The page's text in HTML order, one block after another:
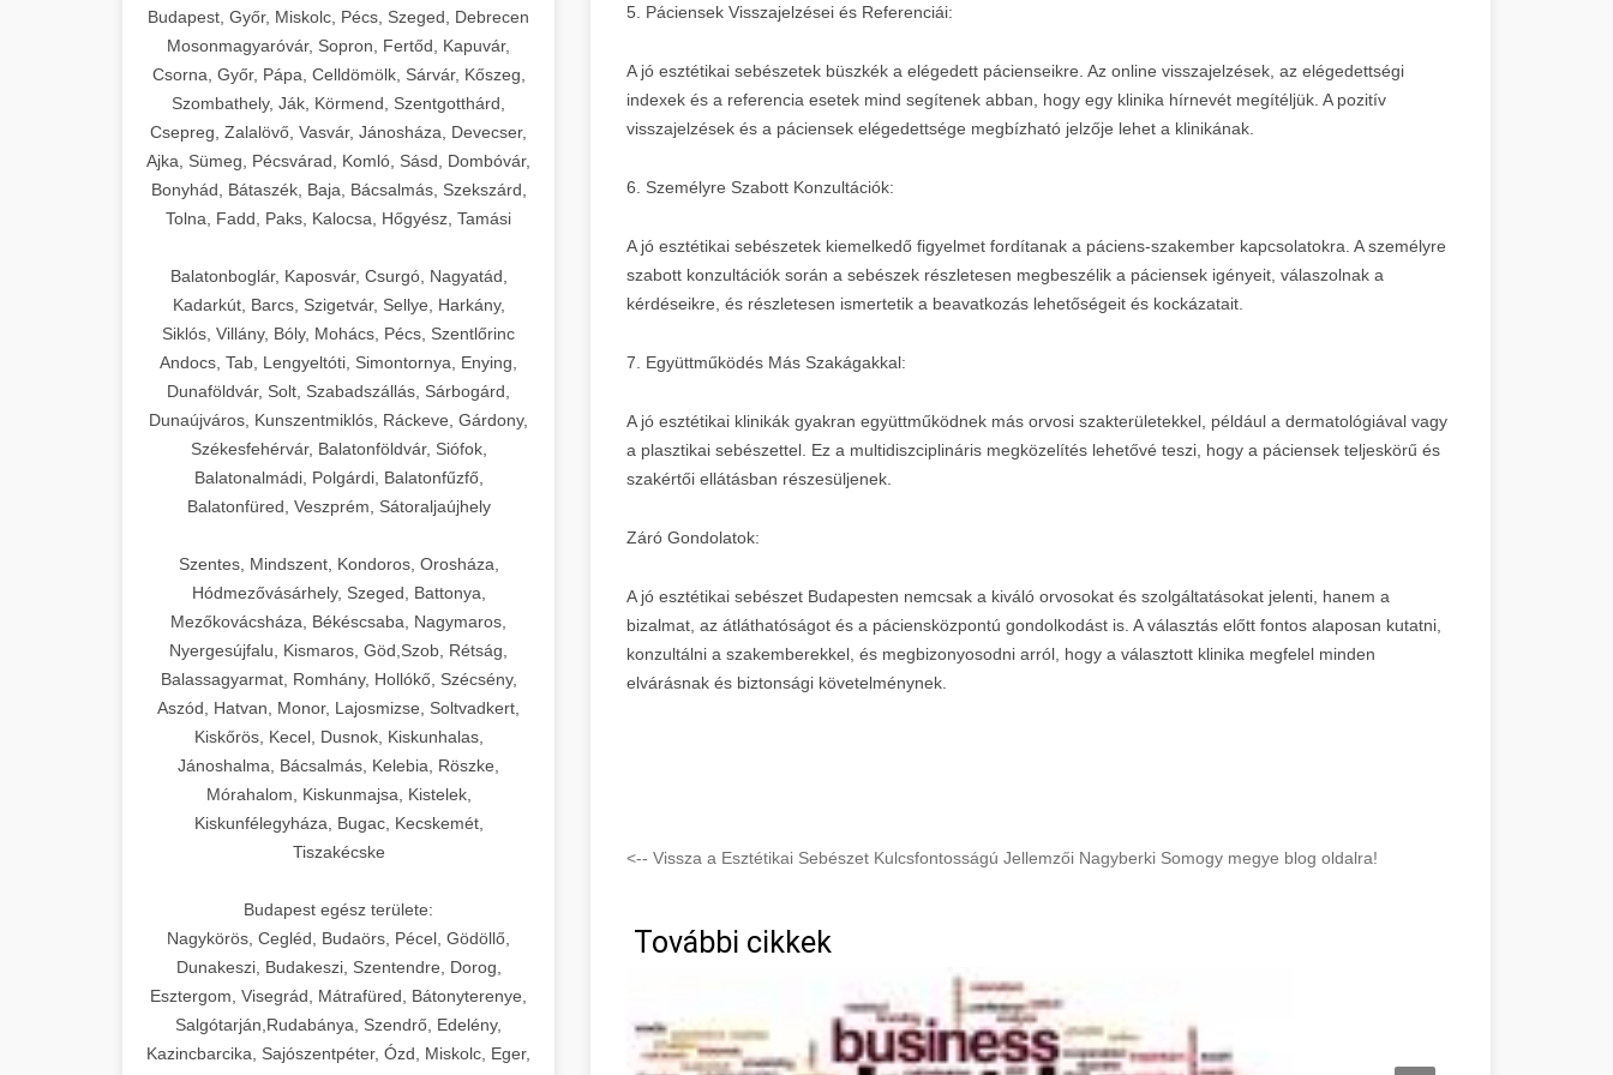
Budapest, Győr, Miskolc, Pécs, Szeged, Debrecen
Mosonmagyaróvár, Sopron, Fertőd, Kapuvár,
Csorna, Győr, Pápa, Celldömölk, Sárvár, Kőszeg,
Szombathely, Ják, Körmend, Szentgotthárd,
Csepreg, Zalalövő, Vasvár, Jánosháza, Devecser,
Ajka, Sümeg, Pécsvárad, Komló, Sásd, Dombóvár,
Bonyhád, Bátaszék, Baja, Bácsalmás, Szekszárd,
Tolna, Fadd, Paks, Kalocsa, Hőgyész, Tamási
Balatonboglár, Kaposvár, Csurgó, Nagyatád,
Kadarkút, Barcs, Szigetvár, Sellye, Harkány,
Siklós, Villány, Bóly, Mohács, Pécs, Szentlőrinc
Andocs, Tab, Lengyeltóti, Simontornya, Enying,
Dunaföldvár, Solt, Szabadszállás, Sárbogárd,
Dunaújváros, Kunszentmiklós, Ráckeve, Gárdony,
Székesfehérvár, Balatonföldvár, Siófok,
Balatonalmádi, Polgárdi, Balatonfűzfő,
Balatonfüred, Veszprém, Sátoraljaújhely
Szentes, Mindszent, Kondoros, Orosháza,
Hódmezővásárhely, Szeged, Battonya,
Mezőkovácsháza, Békéscsaba, Nagymaros,
Nyergesújfalu, Kismaros, Göd,Szob, Rétság,
Balassagyarmat, Romhány, Hollókő, Szécsény,
Aszód, Hatvan, Monor, Lajosmizse, Soltvadkert,
Kiskőrös, Kecel, Dusnok, Kiskunhalas,
Jánoshalma, Bácsalmás, Kelebia, Röszke,
Mórahalom, Kiskunmajsa, Kistelek,
Kiskunfélegyháza, Bugac, Kecskemét,
Tiszakécske
Budapest egész területe:
Nagykörös, Cegléd, Budaörs, Pécel, Gödöllő,
Dunakeszi, Budakeszi, Szentendre, Dorog,
Esztergom, Visegrád, Mátrafüred, Bátonyterenye,
Salgótarján,Rudabánya, Szendrő, Edelény,
Kazincbarcika, Sajószentpéter, Ózd, Miskolc, Eger,
5. Páciensek Visszajelzései és Referenciái:
A jó esztétikai sebészetek büszkék a elégedett pácienseikre. Az online visszajelzések, az elégedettségi
indexek és a referencia esetek mind segítenek abban, hogy egy klinika hírnevét megítéljük. A pozitív
visszajelzések és a páciensek elégedettsége megbízható jelzője lehet a klinikának.
6. Személyre Szabott Konzultációk:
A jó esztétikai sebészetek kiemelkedő figyelmet fordítanak a páciens-szakember kapcsolatokra. A személyre
szabott konzultációk során a sebészek részletesen megbeszélik a páciensek igényeit, válaszolnak a
kérdéseikre, és részletesen ismertetik a beavatkozás lehetőségeit és kockázatait.
7. Együttműködés Más Szakágakkal:
A jó esztétikai klinikák gyakran együttműködnek más orvosi szakterületekkel, például a dermatológiával vagy
a plasztikai sebészettel. Ez a multidiszciplináris megközelítés lehetővé teszi, hogy a páciensek teljeskörű és
szakértői ellátásban részesüljenek.
Záró Gondolatok:
A jó esztétikai sebészet Budapesten nemcsak a kiváló orvosokat és szolgáltatásokat jelenti, hanem a
bizalmat, az átláthatóságot és a páciensközpontú gondolkodást is. A választás előtt fontos alaposan kutatni,
konzultálni a szakemberekkel, és megbizonyosodni arról, hogy a választott klinika megfelel minden
elvárásnak és biztonsági követelménynek.
<-- Vissza a Esztétikai Sebészet Kulcsfontosságú Jellemzői Nagyberki Somogy megye blog oldalra!
További cikkek